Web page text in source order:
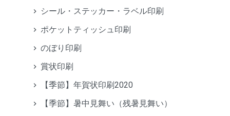
シール・ステッカー・ラベル印刷
ポケットティッシュ印刷
のぼり印刷
賞状印刷
【季節】年賀状印刷2020
【季節】暑中見舞い（残暑見舞い）